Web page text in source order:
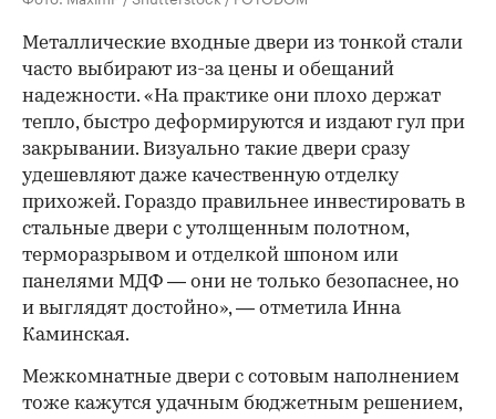
Металлические входные двери из тонкой стали
часто выбирают из-за цены и обещаний
надежности. «На практике они плохо держат
тепло, быстро деформируются и издают гул при
закрывании. Визуально такие двери сразу
удешевляют даже качественную отделку
прихожей. Гораздо правильнее инвестировать в
стальные двери с утолщенным полотном,
терморазрывом и отделкой шпоном или
панелями МДФ — они не только безопаснее, но
и выглядят достойно», — отметила Инна
Каминская.
Межкомнатные двери с сотовым наполнением
тоже кажутся удачным бюджетным решением,